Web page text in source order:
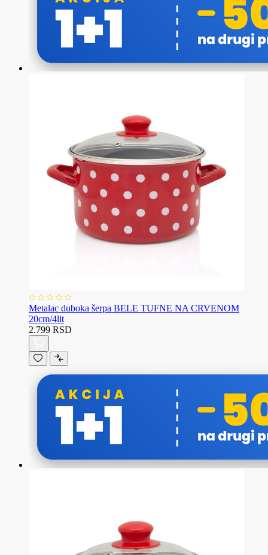
Metalac duboka šerpa BELE TUFNE NA CRVENOM
20cm/4lit
2.799 RSD